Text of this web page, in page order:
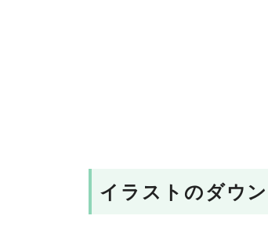
イラストのダウ